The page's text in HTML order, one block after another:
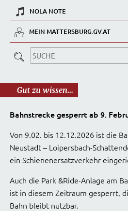
NOLA NOTE
MEIN MATTERSBURG.GV.AT
Gut zu wissen...
Bahnstrecke gesperrt ab 9.
Von 9.02. bis 12.12.2026 ist die
Neustadt – Loipersbach-
ein Schienenersatzverkehr
Auch die Park &Ride-Anlage am
ist in diesem Zeitraum gesperrt,
Bahn bleibt nutzbar.